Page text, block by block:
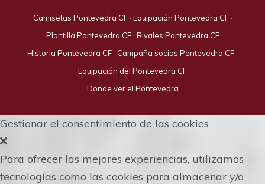
Camisetas Pontevedra CF· Equipación Pontevedra CF·
Plantilla Pontevedra CF· Rivales Pontevedra CF
Historia Pontevedra CF · Campaña socios Pontevedra CF ·
Equipación del Pontevedra CF
Donde ver el Pontevedra
Gestionar el consentimiento de las cookies
Para ofrecer las mejores experiencias, utilizamos
tecnologías como las cookies para almacenar y/o